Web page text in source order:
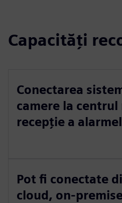
Capacități
Conectarea
camere la
recepție a
Pot fi conectate
cloud, on-